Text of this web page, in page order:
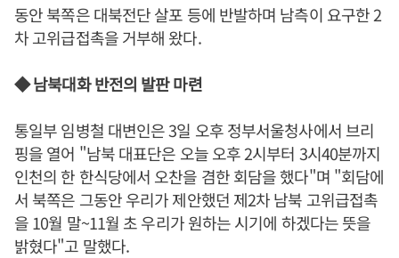
동안 북쪽은 대북전단 살포 등에 반발하며 남측이 요구한 2
차 고위급접촉을 거부해 왔다.
◆ 남북대화 반전의 발판 마련
통일부 임병철 대변인은 3일 오후 정부서울청사에서 브리
핑을 열어 "남북 대표단은 오늘 오후 2시부터 3시40분까지
인천의 한 한식당에서 오찬을 겸한 회담을 했다"며 "회담에
서 북쪽은 그동안 우리가 제안했던 제2차 남북 고위급접촉
을 10월 말~11월 초 우리가 원하는 시기에 하겠다는 뜻을
밝혔다"고 말했다.